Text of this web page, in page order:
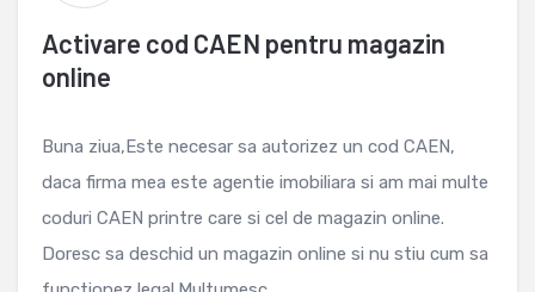
Activare cod CAEN pentru magazin
online
Buna ziua,Este necesar sa autorizez un cod CAEN,
daca firma mea este agentie imobiliara si am mai multe
coduri CAEN printre care si cel de magazin online.
Doresc sa deschid un magazin online si nu stiu cum sa